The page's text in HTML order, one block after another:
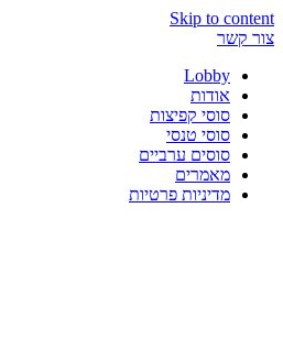
Skip to content
צור קשר
Lobby
אודות
סוסי קפיצות
סוסי טנסי
סוסים ערביים
מאמרים
מדיניות פרטיות